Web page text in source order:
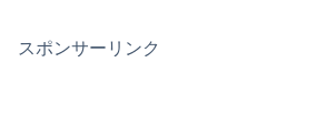
スポンサーリンク